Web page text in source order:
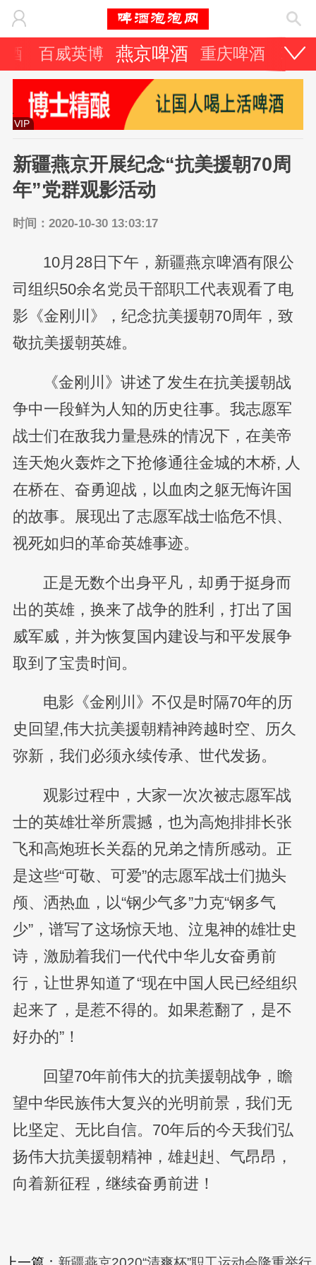
酒 百威英博 燕京啤酒 重庆啤酒 珠
VIP
新疆燕京开展纪念“抗美援朝70周
年”党群观影活动
时间：2020-10-30 13:03:17
10月28日下午，新疆燕京啤酒有限公
司组织50余名党员干部职工代表观看了电
影《金刚川》，纪念抗美援朝70周年，致
敬抗美援朝英雄。
《金刚川》讲述了发生在抗美援朝战
争中一段鲜为人知的历史往事。我志愿军
战士们在敌我力量悬殊的情况下，在美帝
连天炮火轰炸之下抢修通往金城的木桥, 人
在桥在、奋勇迎战，以血肉之躯无悔许国
的故事。展现出了志愿军战士临危不惧、
视死如归的革命英雄事迹。
正是无数个出身平凡，却勇于挺身而
出的英雄，换来了战争的胜利，打出了国
威军威，并为恢复国内建设与和平发展争
取到了宝贵时间。
电影《金刚川》不仅是时隔70年的历
史回望,伟大抗美援朝精神跨越时空、历久
弥新，我们必须永续传承、世代发扬。
观影过程中，大家一次次被志愿军战
士的英雄壮举所震撼，也为高炮排排长张
飞和高炮班长关磊的兄弟之情所感动。正
是这些“可敬、可爱”的志愿军战士们抛头
颅、洒热血，以“钢少气多”力克“钢多气
少”，谱写了这场惊天地、泣鬼神的雄壮史
诗，激励着我们一代代中华儿女奋勇前
行，让世界知道了“现在中国人民已经组织
起来了，是惹不得的。如果惹翻了，是不
好办的”！
回望70年前伟大的抗美援朝战争，瞻
望中华民族伟大复兴的光明前景，我们无
比坚定、无比自信。70年后的今天我们弘
扬伟大抗美援朝精神，雄赳赳、气昂昂，
向着新征程，继续奋勇前进！